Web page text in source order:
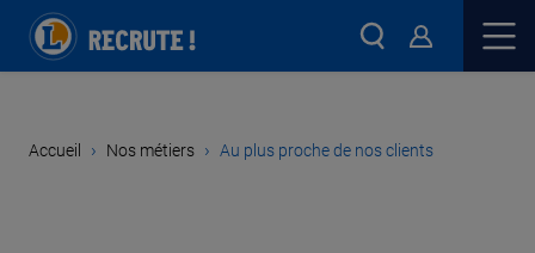
Accueil › Nos métiers › Au plus proche de nos clients